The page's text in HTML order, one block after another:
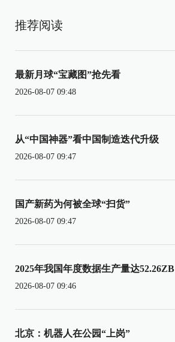
推荐阅读
最新月球“宝藏图”抢先看
2026-08-07 09:48
从“中国神器”看中国制造迭代升级
2026-08-07 09:47
国产新药为何被全球“扫货”
2026-08-07 09:47
2025年我国年度数据生产量达52.26ZB
2026-08-07 09:46
北京：机器人在公园“上岗”